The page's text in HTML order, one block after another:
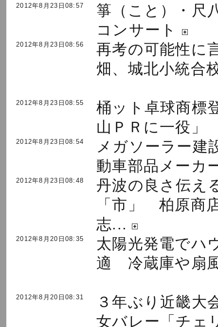
2012年8月23日08:57
箏（こと）・尺
コンサート
2012年8月23日08:56
再考の可能性
畑、城北小統合
2012年8月23日08:55
桶ット卓球商標
山ＰＲに一役
2012年8月23日08:54
メガソーラー
動車部品メーカ
2012年8月23日08:48
丹波の良さ伝え
「市」 柏原商
志...
2012年8月20日08:35
太陽光発電でハ
適 冷蔵庫や扇
2012年8月20日08:31
３年ぶり近畿
女バレー「チェ